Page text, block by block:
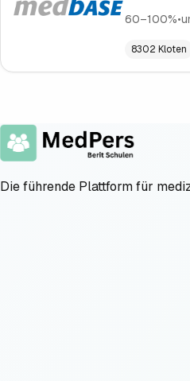
60–100%•
8302 Kloten
Die führende Plattform für